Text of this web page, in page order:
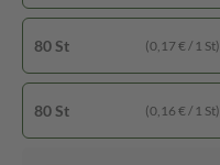
80 St (0,17 € / 1 St)
80 St (0,16 € / 1 St)